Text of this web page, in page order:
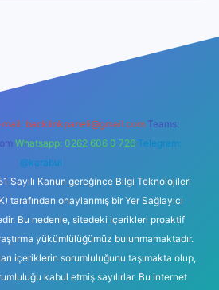
mail: backlinkpaneli@gmail.com Teams:
Whatsapp: 0262 606 0 726 Telegram:
@karabul
Sayılı Kanun gereğince Bilgi Teknolojileri
tarafından onaylanmış bir Yer Sağlayıcı
Bu nedenle, sitedeki içerikleri proaktif
yükümlülüğümüz bulunmamaktadır.
içeriklerin sorumluluğunu taşımakta olup,
kabul etmiş sayılırlar. Bu internet